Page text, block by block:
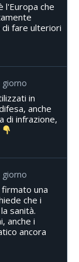
l'Europa che
di fare ulteriori
giorno
in
anche
di infrazione,
giorno
una
che i
sanità.
anche i
ancora